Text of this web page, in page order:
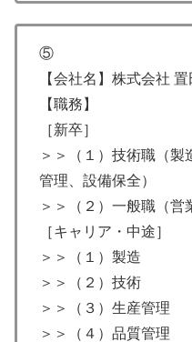
⑤
【会社名】株式会社
【職務】
［新卒］
＞＞（１）技術職（
管理、設備保全）
＞＞（２）一般職（営
［キャリア・中途］
＞＞（１）製造
＞＞（２）技術
＞＞（３）生産管理
＞＞（４）品質管理